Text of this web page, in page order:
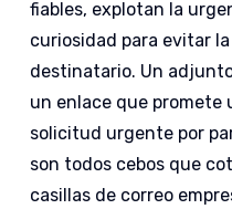
fiables, explotan la
curiosidad para evitar
destinatario. Un
un enlace que promete
solicitud urgente por
son todos cebos que
casillas de correo